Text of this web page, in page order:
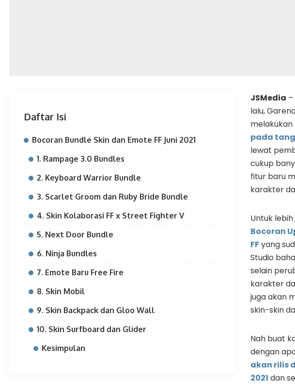
Daftar Isi
Bocoran Bundle Skin dan Emote FF Juni 2021
1. Rampage 3.0 Bundles
2. Keyboard Warrior Bundle
3. Scarlet Groom dan Ruby Bride Bundle
4. Skin Kolaborasi FF x Street Fighter V
5. Next Door Bundle
6. Ninja Bundles
7. Emote Baru Free Fire
8. Skin Mobil
9. Skin Backpack dan Gloo Wall
10. Skin Surfboard dan Glider
Kesimpulan
JSMedia
lalu,
melakukan
pada
lewat
cukup
fitur baru
karakter
Untuk
Bocoran
FFyang
Studio
selain
karakter
juga akan
skin-skin
Nah buat
dengan
akan rilis
2021 dan